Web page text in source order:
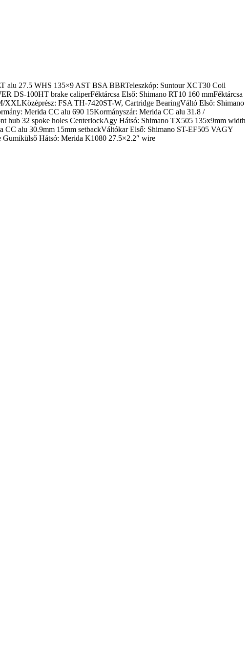
alu 27.5 WHS 135×9 AST BSA BBRTeleszkóp: Suntour XCT30 Coil
DS-100HT brake caliperFéktárcsa Első: Shimano RT10 160 mmFéktárcsa
XXLKözéprész: FSA TH-7420ST-W, Cartridge BearingVáltó Első: Shimano
Merida CC alu 690 15Kormányszár: Merida CC alu 31.8 /
32 spoke holes CenterlockAgy Hátsó: Shimano TX505 135x9mm width
alu 30.9mm 15mm setbackVáltókar Első: Shimano ST-EF505 VAGY
Hátsó: Merida K1080 27.5×2.2″ wire